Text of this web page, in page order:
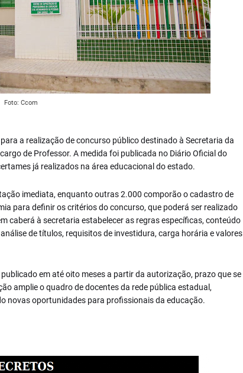
Foto: Ccom
a realização de concurso público destinado à Secretaria da
de Professor. A medida foi publicada no Diário Oficial do
já realizados na área educacional do estado.
imediata, enquanto outras 2.000 comporão o cadastro de
para definir os critérios do concurso, que poderá ser realizado
caberá à secretaria estabelecer as regras específicas, conteúdo
de títulos, requisitos de investidura, carga horária e valores
em até oito meses a partir da autorização, prazo que se
amplie o quadro de docentes da rede pública estadual,
novas oportunidades para profissionais da educação.